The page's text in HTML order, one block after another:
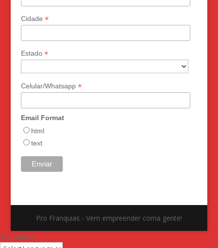
Cidade *
Estado *
Celular/Whatsapp *
Email Format
html
text
Pro Franquias - Vem empreender coma gente!
Translate »